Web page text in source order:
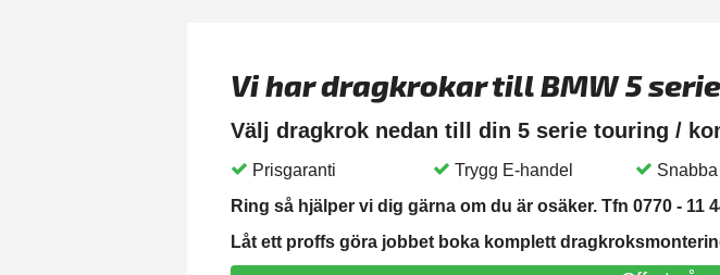
Vi har dragkrokar till BMW 5
Välj dragkrok nedan till din 5 serie touring /
Prisgaranti Trygg E-handel
Ring så hjälper vi dig gärna om du är osäker. Tfn 0770 - 11
Låt ett proffs göra jobbet boka komplett